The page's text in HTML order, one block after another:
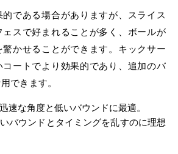
である場合がありますが、スライス
スで好まれることが多く、ボールが
かせることができます。キックサー
ートでより効果的であり、追加のバ
できます。
迅速な角度と低いバウンドに最適。
バウンドとタイミングを乱すのに理想